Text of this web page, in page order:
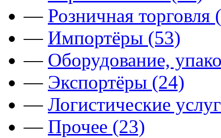
— Розничная торговля
— Импортёры (53)
— Оборудование,
— Экспортёры (24)
— Логистические
— Прочее (23)